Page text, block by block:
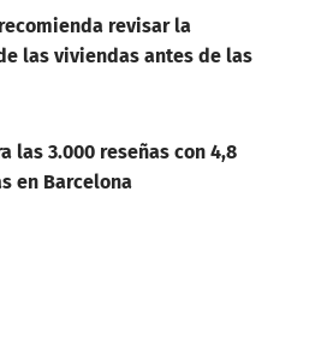
revisar la
las viviendas antes de las
las 3.000 reseñas con 4,8
en Barcelona